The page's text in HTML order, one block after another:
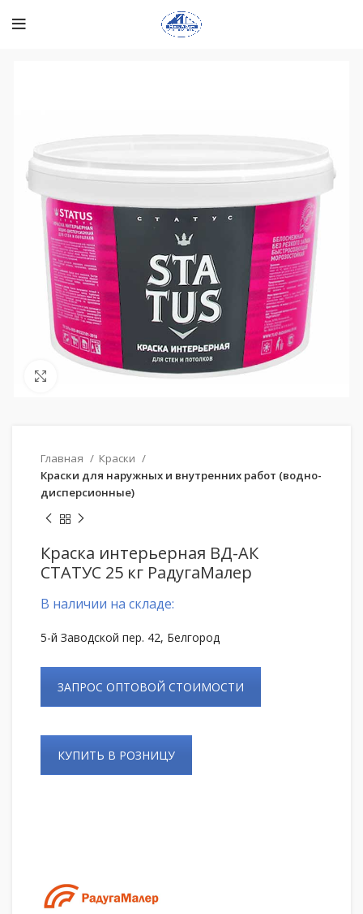
Нажмите, чтобы увеличить
Главная
Краски
Краски для наружных и внутренних работ (водно-
дисперсионные)
Краска интерьерная ВД-АК
СТАТУС 25 кг РадугаМалер
В наличии на складе:
5-й Заводской пер. 42, Белгород
ЗАПРОС ОПТОВОЙ СТОИМОСТИ
КУПИТЬ В РОЗНИЦУ